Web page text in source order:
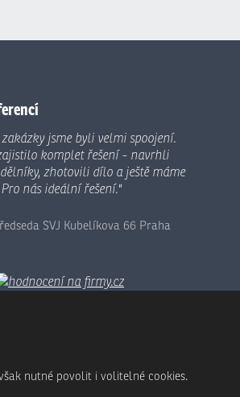
jsme byli velmi spoojení.
komplet řešení - navrhli
zhotovili dílo a ještě máme
nás ideální řešení."
SVJ Kubelíkova 66 Praha
nutné povolit i volitelné cookies.